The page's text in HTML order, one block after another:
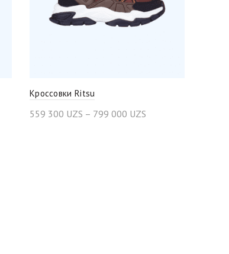
Кроссовки Ritsu
559 300 UZS – 799 000 UZS